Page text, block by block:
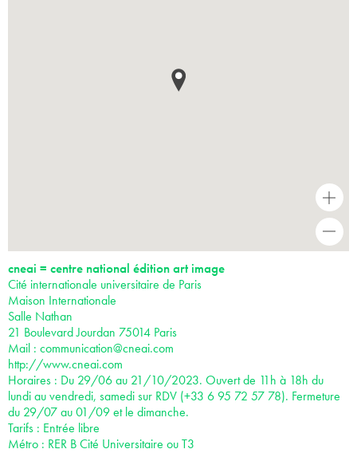
+
cneai = centre national édition art image
Cité internationale universitaire de Paris
Maison Internationale
Salle Nathan
21 Boulevard Jourdan 75014 Paris
Mail : communication@cneai.com
http://www.cneai.com
Horaires : Du 29/06 au 21/10/2023. Ouvert de 11h à 18h du
lundi au vendredi, samedi sur RDV (+33 6 95 72 57 78). Fermeture
du 29/07 au 01/09 et le dimanche.
Tarifs : Entrée libre
Métro : RER B Cité Universitaire ou T3